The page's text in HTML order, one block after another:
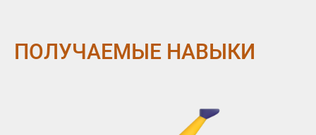
ПОЛУЧАЕМЫЕ НАВЫКИ